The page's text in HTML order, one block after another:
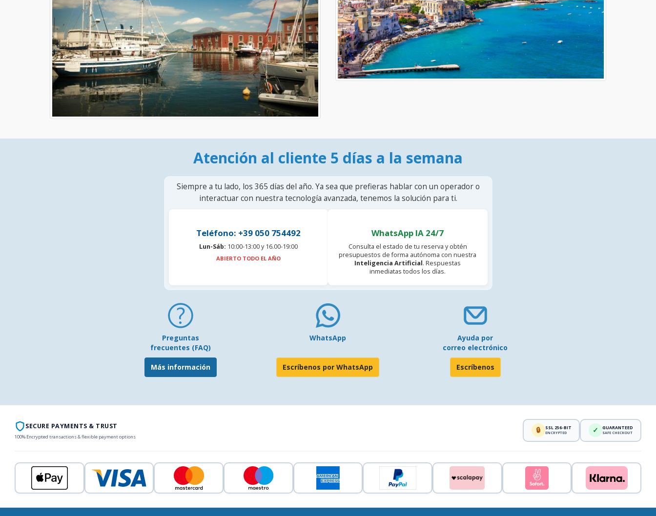
Atención al cliente 5 días a la semana
Siempre a tu lado, los 365 días del año. Ya sea que prefieras hablar con un operador o
interactuar con nuestra tecnología avanzada, tenemos la solución para ti.
Teléfono: +39 050 754492
Lun-Sáb: 10:00-13:00 y 16.00-19:00
ABIERTO TODO EL AÑO
WhatsApp IA 24/7
Consulta el estado de tu reserva y obtén
presupuestos de forma autónoma con nuestra
Inteligencia Artificial. Respuestas
inmediatas todos los días.
Preguntas
frecuentes (FAQ)
Más información
WhatsApp
Escríbenos por WhatsApp
Ayuda por
correo electrónico
Escríbenos
SECURE PAYMENTS & TRUST
100% Encrypted transactions & flexible payment options
🔒 SSL 256-BIT
ENCRYPTED ✓ GUARANTEED
SAFE CHECKOUT